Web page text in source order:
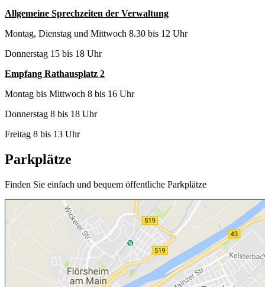
Allgemeine Sprechzeiten der Verwaltung
Montag, Dienstag und Mittwoch 8.30 bis 12 Uhr
Donnerstag 15 bis 18 Uhr
Empfang Rathausplatz 2
Montag bis Mittwoch 8 bis 16 Uhr
Donnerstag 8 bis 18 Uhr
Freitag 8 bis 13 Uhr
Parkplätze
Finden Sie einfach und bequem öffentliche Parkplätze